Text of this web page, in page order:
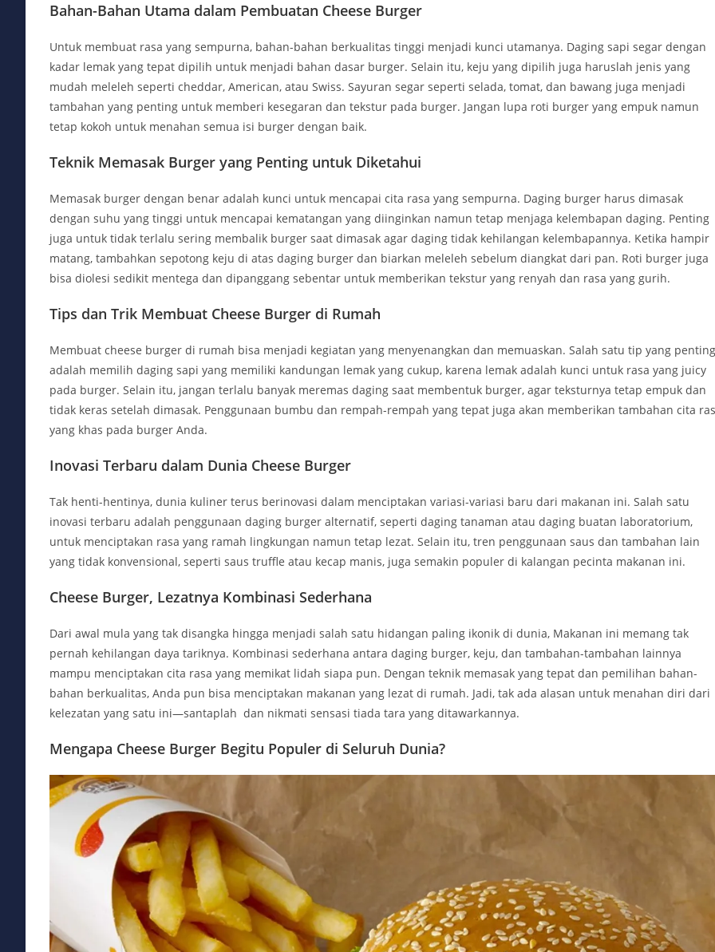
Bahan-Bahan Utama dalam Pembuatan Cheese Burger
Untuk membuat rasa yang sempurna, bahan-bahan berkualitas tinggi menjadi kunci utamanya. Daging sapi segar dengan
kadar lemak yang tepat dipilih untuk menjadi bahan dasar burger. Selain itu, keju yang dipilih juga haruslah jenis yang
mudah meleleh seperti cheddar, American, atau Swiss. Sayuran segar seperti selada, tomat, dan bawang juga menjadi
tambahan yang penting untuk memberi kesegaran dan tekstur pada burger. Jangan lupa roti burger yang empuk namun
tetap kokoh untuk menahan semua isi burger dengan baik.
Teknik Memasak Burger yang Penting untuk Diketahui
Memasak burger dengan benar adalah kunci untuk mencapai cita rasa yang sempurna. Daging burger harus dimasak
dengan suhu yang tinggi untuk mencapai kematangan yang diinginkan namun tetap menjaga kelembapan daging. Penting
juga untuk tidak terlalu sering membalik burger saat dimasak agar daging tidak kehilangan kelembapannya. Ketika hampir
matang, tambahkan sepotong keju di atas daging burger dan biarkan meleleh sebelum diangkat dari pan. Roti burger juga
bisa diolesi sedikit mentega dan dipanggang sebentar untuk memberikan tekstur yang renyah dan rasa yang gurih.
Tips dan Trik Membuat Cheese Burger di Rumah
Membuat cheese burger di rumah bisa menjadi kegiatan yang menyenangkan dan memuaskan. Salah satu tip yang penting
adalah memilih daging sapi yang memiliki kandungan lemak yang cukup, karena lemak adalah kunci untuk rasa yang juicy
pada burger. Selain itu, jangan terlalu banyak meremas daging saat membentuk burger, agar teksturnya tetap empuk dan
tidak keras setelah dimasak. Penggunaan bumbu dan rempah-rempah yang tepat juga akan memberikan tambahan cita
yang khas pada burger Anda.
Inovasi Terbaru dalam Dunia Cheese Burger
Tak henti-hentinya, dunia kuliner terus berinovasi dalam menciptakan variasi-variasi baru dari makanan ini. Salah satu
inovasi terbaru adalah penggunaan daging burger alternatif, seperti daging tanaman atau daging buatan laboratorium,
untuk menciptakan rasa yang ramah lingkungan namun tetap lezat. Selain itu, tren penggunaan saus dan tambahan lain
yang tidak konvensional, seperti saus truffle atau kecap manis, juga semakin populer di kalangan pecinta makanan ini.
Cheese Burger, Lezatnya Kombinasi Sederhana
Dari awal mula yang tak disangka hingga menjadi salah satu hidangan paling ikonik di dunia, Makanan ini memang tak
pernah kehilangan daya tariknya. Kombinasi sederhana antara daging burger, keju, dan tambahan-tambahan lainnya
mampu menciptakan cita rasa yang memikat lidah siapa pun. Dengan teknik memasak yang tepat dan pemilihan bahan-
bahan berkualitas, Anda pun bisa menciptakan makanan yang lezat di rumah. Jadi, tak ada alasan untuk menahan diri dari
kelezatan yang satu ini—santaplah dan nikmati sensasi tiada tara yang ditawarkannya.
Mengapa Cheese Burger Begitu Populer di Seluruh Dunia?